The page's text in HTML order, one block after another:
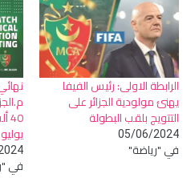
الرابطة الاولى: رئيس الفيفا
يهنئ مولودية الجزائر على
التتويج بلقب البطولة
05/06/2024
في "رياضة"
يوليو
في